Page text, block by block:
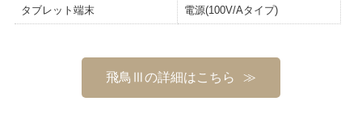
タブレット端末 電源(100V/Aタイプ)
飛鳥Ⅲの詳細はこちら